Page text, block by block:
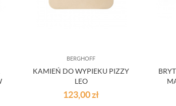
BERGHOFF
KAMIEŃ DO WYPIEKU PIZZY
LEO
123,00zł